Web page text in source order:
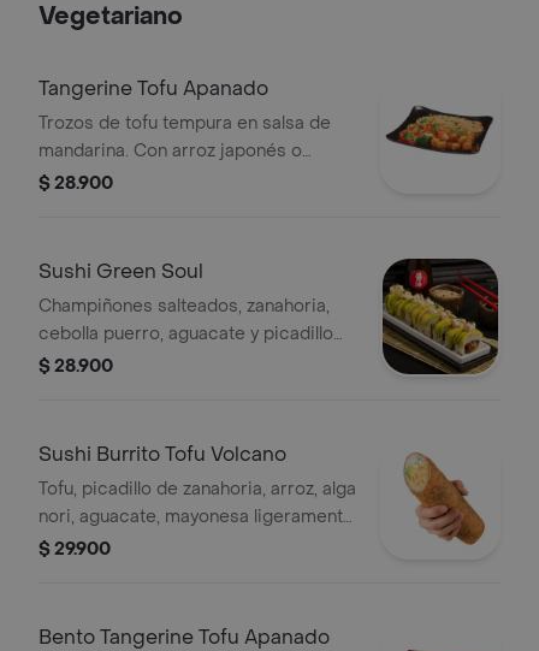
Vegetariano
Tangerine Tofu Apanado
Trozos de tofu tempura en salsa de
mandarina. Con arroz japonés o
blanco, vegetales (brócoli, repollo,
$ 28.900
Sushi Green Soul
Champiñones salteados, zanahoria,
cebolla puerro, aguacate y picadillo
veggie con salsa tartar. Finalizado con
$ 28.900
Sushi Burrito Tofu Volcano
Tofu, picadillo de zanahoria, arroz, alga
nori, aguacate, mayonesa ligeramente
picante y queso crema.
$ 29.900
Bento Tangerine Tofu Apanado